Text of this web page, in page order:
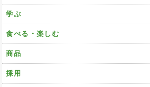
学ぶ
食べる・楽しむ
商品
採用